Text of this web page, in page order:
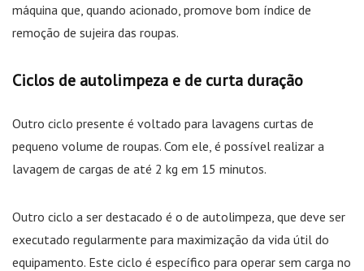
máquina que, quando acionado, promove bom índice de
remoção de sujeira das roupas.
Ciclos de autolimpeza e de curta duração
Outro ciclo presente é voltado para lavagens curtas de
pequeno volume de roupas. Com ele, é possível realizar a
lavagem de cargas de até 2 kg em 15 minutos.
Outro ciclo a ser destacado é o de autolimpeza, que deve ser
executado regularmente para maximização da vida útil do
equipamento. Este ciclo é específico para operar sem carga no